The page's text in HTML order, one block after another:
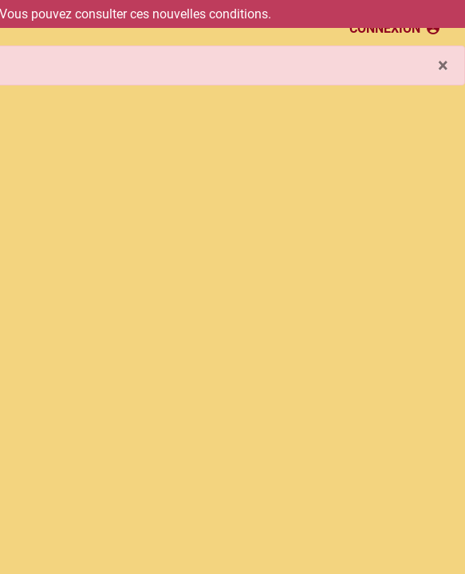
×
pouvez consulter ces nouvelles conditions.
CONNEXION